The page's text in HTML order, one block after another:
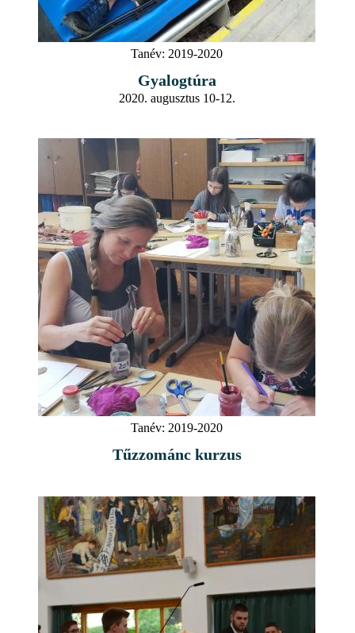
Tanév: 2019-2020
Gyalogtúra
2020. augusztus 10-12.
Tanév: 2019-2020
Tűzzománc kurzus